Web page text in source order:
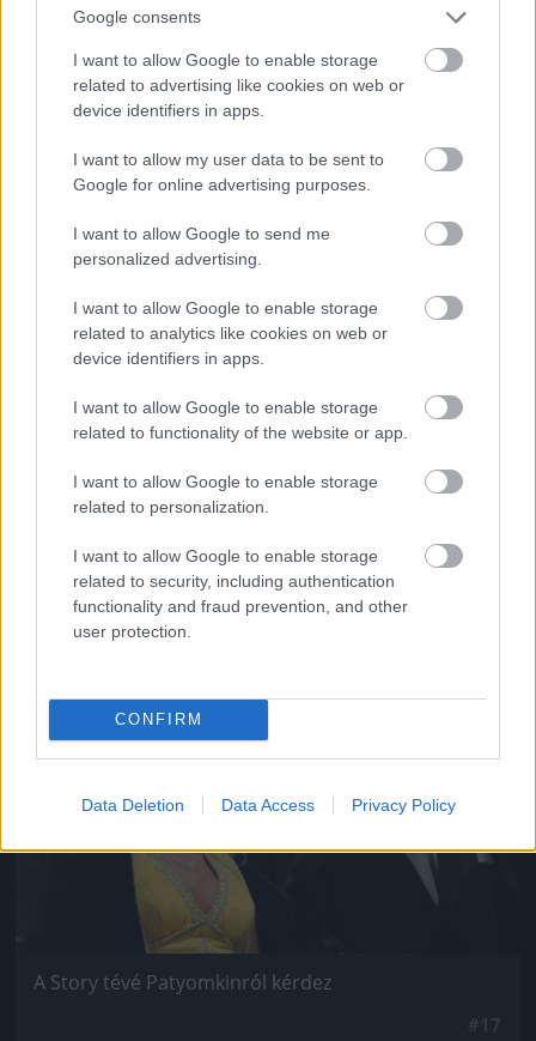
Google consents
I want to allow Google to enable storage
related to advertising like cookies on web or
device identifiers in apps.
I want to allow my user data to be sent to
Google for online advertising purposes.
I want to allow Google to send me
personalized advertising.
I want to allow Google to enable storage
related to analytics like cookies on web or
device identifiers in apps.
I want to allow Google to enable storage
related to functionality of the website or app.
I want to allow Google to enable storage
related to personalization.
I want to allow Google to enable storage
related to security, including authentication
functionality and fraud prevention, and other
user protection.
CONFIRM
Data Deletion Data Access Privacy Policy
Jön még kép!
Párok
A Story tévé Patyomkinról kérdez